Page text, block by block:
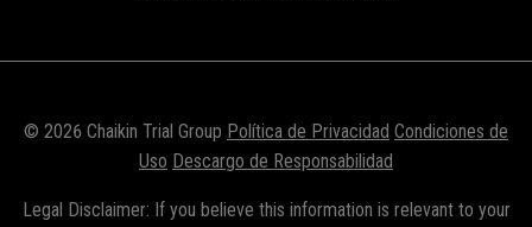
© 2026 Chaikin Trial Group Política de Privacidad Condiciones de
Uso Descargo de Responsabilidad
Legal Disclaimer: If you believe this information is relevant to your